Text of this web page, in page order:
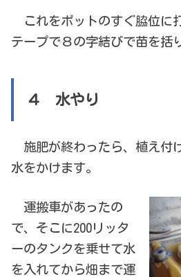
これをポットのすぐ脇位に
テープで８の字結びで苗を括
４ 水やり
施肥が終わったら、植え付
水をかけます。
運搬車があったの
で、そこに200リッタ
ーのタンクを乗せて水
を入れてから畑まで運